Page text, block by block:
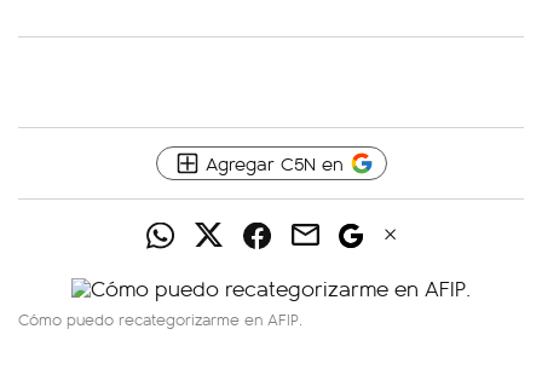
Agregar C5N en
Cómo puedo recategorizarme en AFIP.